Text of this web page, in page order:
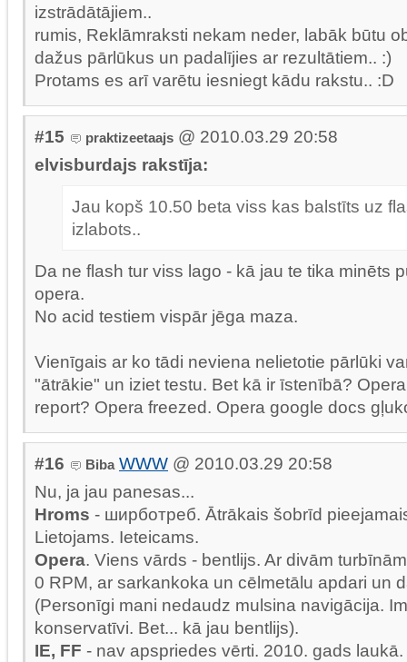
izstrādātājiem..
rumis, Reklāmraksti nekam neder, labāk būtu
dažus pārlūkus un padalījies ar rezultātiem.. :)
Protams es arī varētu iesniegt kādu rakstu.. :D
#15 praktizeetaajs @ 2010.03.29 20:58
elvisburdajs rakstīja:
Jau kopš 10.50 beta viss kas balstīts uz
izlabots..
Da ne flash tur viss lago - kā jau te tika minēts
opera.
No acid testiem vispār jēga maza.
Vienīgais ar ko tādi neviena nelietotie pārlūki
"ātrākie" un iziet testu. Bet kā ir īstenībā?
report? Opera freezed. Opera google docs
#16 Biba WWW @ 2010.03.29 20:58
Nu, ja jau panesas...
Hroms - ширботреб. Ātrākais šobrīd
Lietojams. Ieteicams.
Opera. Viens vārds - bentlijs. Ar divām
0 RPM, ar sarkankoka un cēlmetālu apdari un
(Personīgi mani nedaudz mulsina navigācija.
konservatīvi. Bet... kā jau bentlijs).
IE, FF - nav apspriedes vērti. 2010. gads